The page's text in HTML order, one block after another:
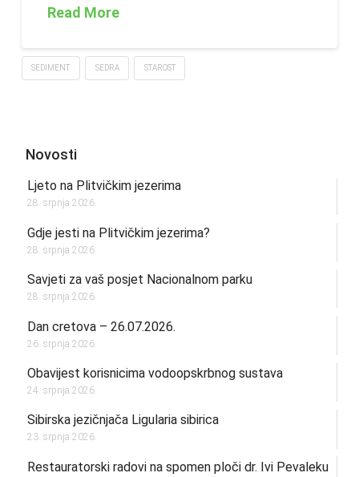
Read More
SEDIMENT SEDRA STAROST
Novosti
Ljeto na Plitvičkim jezerima
28. srpnja 2026.
Gdje jesti na Plitvičkim jezerima?
28. srpnja 2026.
Savjeti za vaš posjet Nacionalnom parku
28. srpnja 2026.
Dan cretova – 26.07.2026.
26. srpnja 2026.
Obavijest korisnicima vodoopskrbnog sustava
24. srpnja 2026.
Sibirska jezičnjača Ligularia sibirica
23. srpnja 2026.
Restauratorski radovi na spomen ploči dr. Ivi Pevaleku